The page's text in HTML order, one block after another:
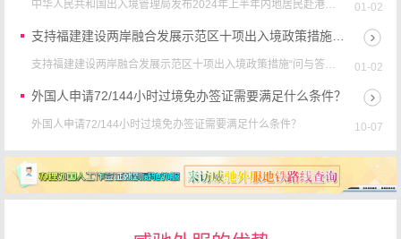
中华人民共和国出入境管理局发布2024年上半年内地居民赴港澳
夫妻团聚类申请审批分数线为109.6分，...
01-02
支持福建建设两岸融合发展示范区十项出入境政策措施“问与答”
支持福建建设两岸融合发展示范区十项出入境政策措施“问与答”
一次有效台湾居民来往大陆通行证？答：拟从福建省...
01-02
外国人申请72/144小时过境免办签证需要满足什么条件？
外国人申请72/144小时过境免办签证需要满足什么条件？ 10-07
国家移民管理局启用新版中华人民共和国外国人永久居留身份证“五星卡”呼声超过“中国绿卡”
国家移民管理局启用新版中华人民共和国外国人永久居留身份证
“五星卡”呼声超过“中国绿卡”:国家移民管理局2023年9月15日在
09-15